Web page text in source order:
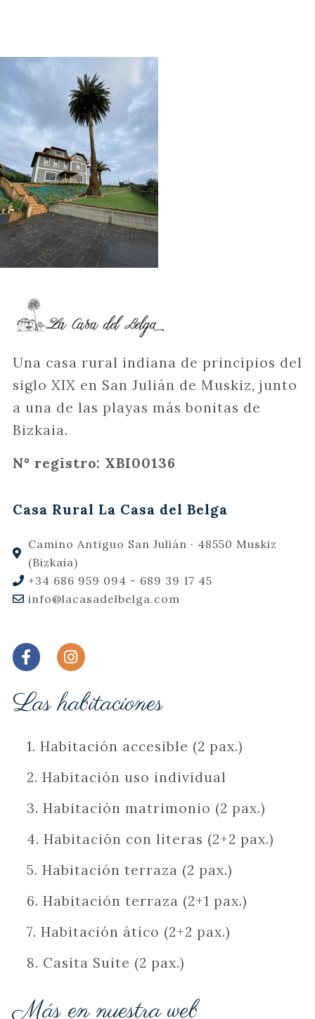
Una casa rural indiana de principios del
siglo XIX en San Julián de Muskiz, junto
a una de las playas más bonitas de
Bizkaia.
Nº registro: XBI00136
Casa Rural La Casa del Belga
Camino Antiguo San Julián · 48550 Muskiz
(Bizkaia)
+34 686 959 094 - 689 39 17 45
info@lacasadelbelga.com
Las habitaciones
1. Habitación accesible (2 pax.)
2. Habitación uso individual
3. Habitación matrimonio (2 pax.)
4. Habitación con literas (2+2 pax.)
5. Habitación terraza (2 pax.)
6. Habitación terraza (2+1 pax.)
7. Habitación ático (2+2 pax.)
8. Casita Suite (2 pax.)
Más en nuestra web